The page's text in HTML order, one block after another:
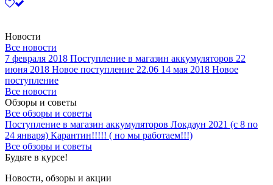
Новости
Все новости
7 февраля 2018 Поступление в магазин аккумуляторов 22
июня 2018 Новое поступление 22.06 14 мая 2018 Новое
поступление
Все новости
Обзоры и советы
Все обзоры и советы
Поступление в магазин аккумуляторов Локдаун 2021 (с 8 по
24 января) Карантин!!!!! ( но мы работаем!!!)
Все обзоры и советы
Будьте в курсе!
Новости, обзоры и акции